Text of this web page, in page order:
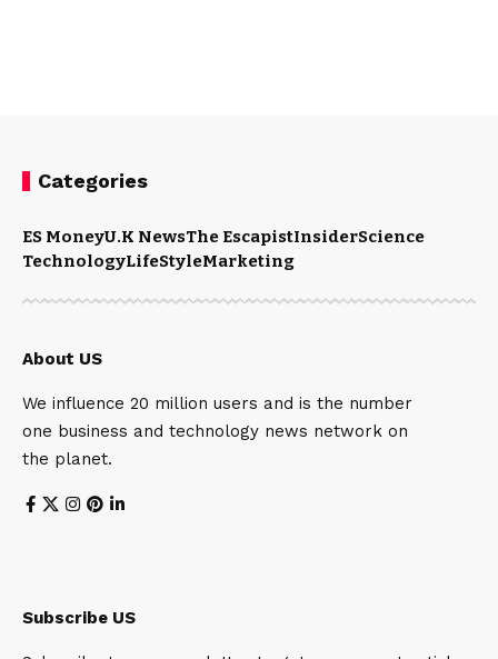
Categories
ES MoneyU.K NewsThe EscapistInsiderScience
TechnologyLifeStyleMarketing
About US
We influence 20 million users and is the number
one business and technology news network on
the planet.
Subscribe US